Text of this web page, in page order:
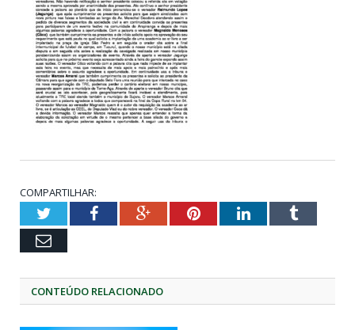
COMPARTILHAR:
TwitterFacebookGoogle+PinterestLinkedInTumblr
Email
CONTEÚDO RELACIONADO